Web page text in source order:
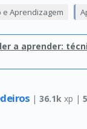
e Aprendizagem
a aprender:
|36.1k xp |5